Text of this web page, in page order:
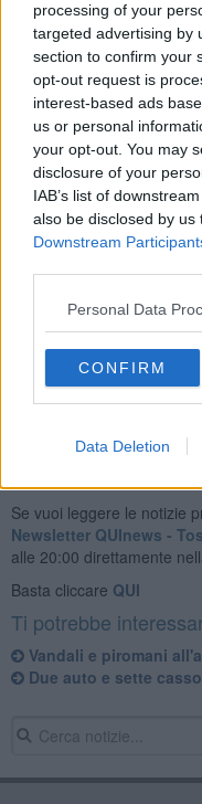
processing of your
targeted advertising by
section to confirm your
opt-out request is
interest-based ads
us or personal
your opt-out. You may
disclosure of your
IAB’s list of
also be disclosed by
Downstream
Personal Data
CONFIRM
Data Deletion
FIRENZE —Alcune auto
hannorotto i finestrini e
danneggiate ci sono
Panda e Opel Corsa.
"Raid analoghi si erano
spiegato la polizia- il
danneggiate 5 auto in
alle Riffe e via
Altri episodi simili in
Campo di Marte.
Se vuoi leggere le notizie
Newsletter QUInews -
alle 20:00 direttamente
Basta cliccare QUI
Ti potrebbe
Vandali e piromani
Due auto e sette